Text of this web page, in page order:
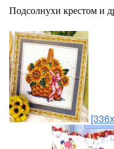
Подсолнухи крестом и